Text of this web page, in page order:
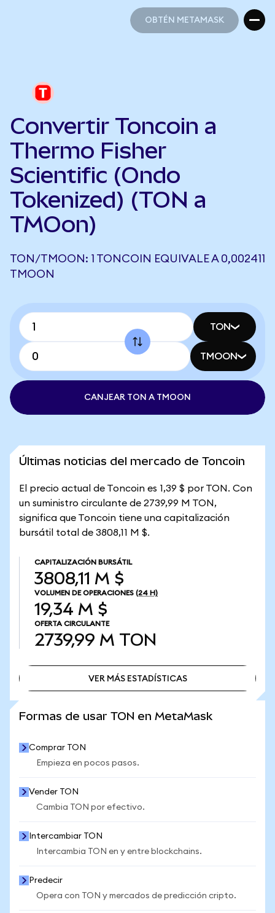
OBTÉN METAMASK
Convertir Toncoin a
Thermo Fisher
Scientific (Ondo
Tokenized) (TON a
TMOon)
TON/TMOON: 1 TONCOIN EQUIVALE A 0,002411
TMOON
TON
TMOON
CANJEAR TON A TMOON
Últimas noticias del mercado de Toncoin
El precio actual de Toncoin es 1,39 $ por TON. Con
un suministro circulante de 2739,99 M TON,
significa que Toncoin tiene una capitalización
bursátil total de 3808,11 M $.
CAPITALIZACIÓN BURSÁTIL
3808,11 M $
VOLUMEN DE OPERACIONES (24 H)
19,34 M $
OFERTA CIRCULANTE
2739,99 M TON
VER MÁS ESTADÍSTICAS
Formas de usar TON en MetaMask
Comprar TON
Empieza en pocos pasos.
Vender TON
Cambia TON por efectivo.
Intercambiar TON
Intercambia TON en y entre blockchains.
Predecir
Opera con TON y mercados de predicción cripto.